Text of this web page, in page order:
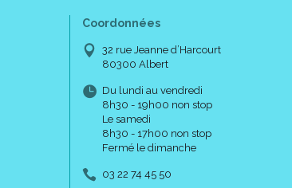
Coordonnées
32 rue Jeanne d’Harcourt
80300 Albert
Du lundi au vendredi
8h30 - 19h00 non stop
Le samedi
8h30 - 17h00 non stop
Fermé le dimanche
03 22 74 45 50